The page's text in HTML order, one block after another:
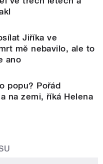
Jiříka ve
mě nebavilo, ale to
ano
popu? Pořád
na zemi, říká Helena